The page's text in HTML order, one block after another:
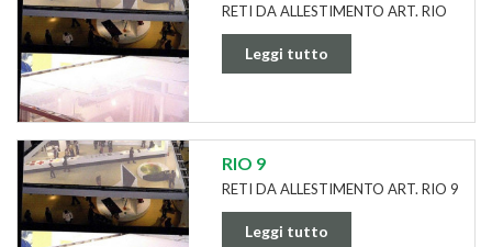
RETI DA ALLESTIMENTO ART. RIO
Leggi tutto
RIO 9
RETI DA ALLESTIMENTO ART. RIO 9
Leggi tutto